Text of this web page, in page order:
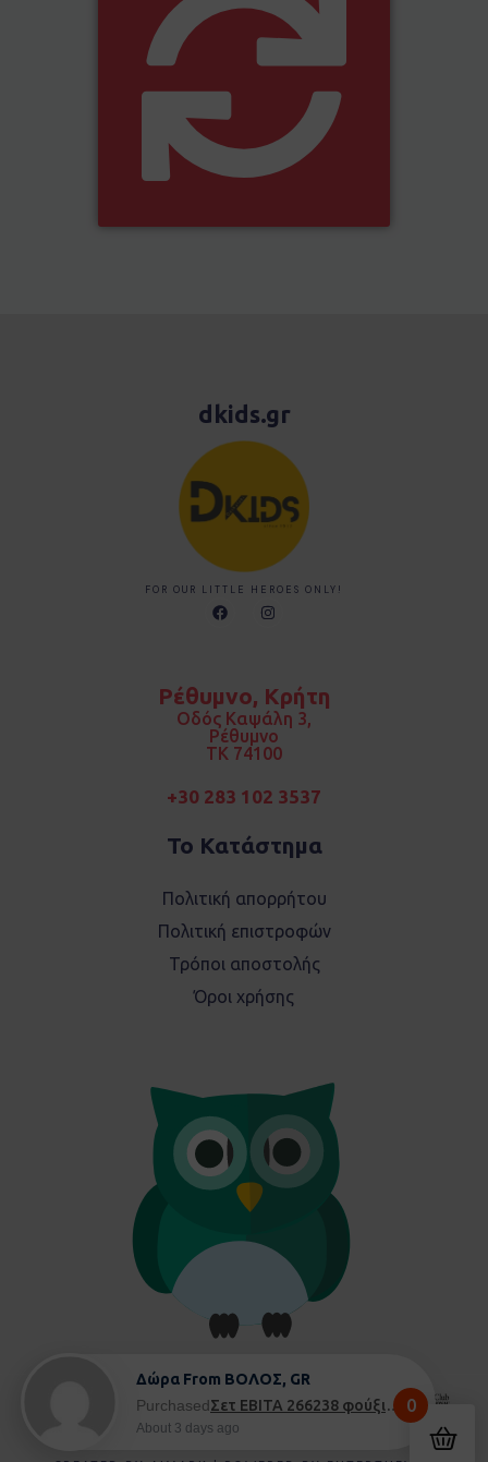
dkids.gr
FOR OUR LITTLE HEROES ONLY!
F
a
o
I
n
r
a
m
Ρέθυμνο, Κρήτη
Οδός Καψάλη 3,
Ρέθυμνο
TK 74100
+30 283 102 3537
Το Κατάστημα
Πολιτική απορρήτου
Πολιτική επιστροφών
Τρόποι αποστολής
Όροι χρήσης
Δώρα From ΒΟΛΟΣ, GR
Purchased
Σετ EBITA 266238 φούξια - 5 ετών
About 3 days ago
0